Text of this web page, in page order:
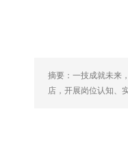
摘要：一技成就未来
店，开展岗位认知、